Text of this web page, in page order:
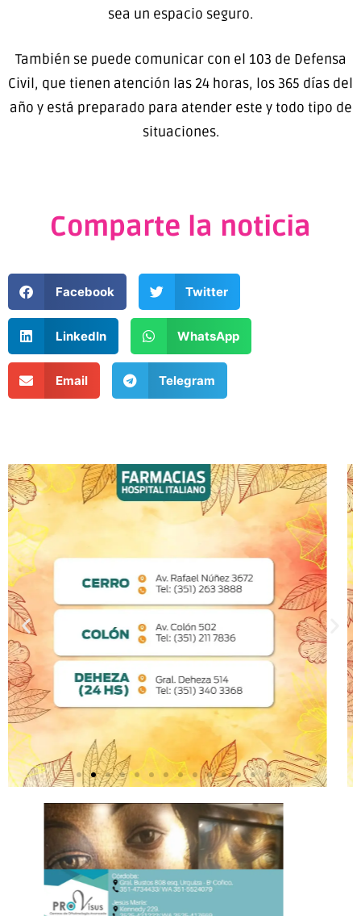
sea un espacio seguro.
También se puede comunicar con el 103 de Defensa
Civil, que tienen atención las 24 horas, los 365 días del
año y está preparado para atender este y todo tipo de
situaciones.
Comparte la noticia
Facebook Twitter
LinkedIn WhatsApp
Email Telegram